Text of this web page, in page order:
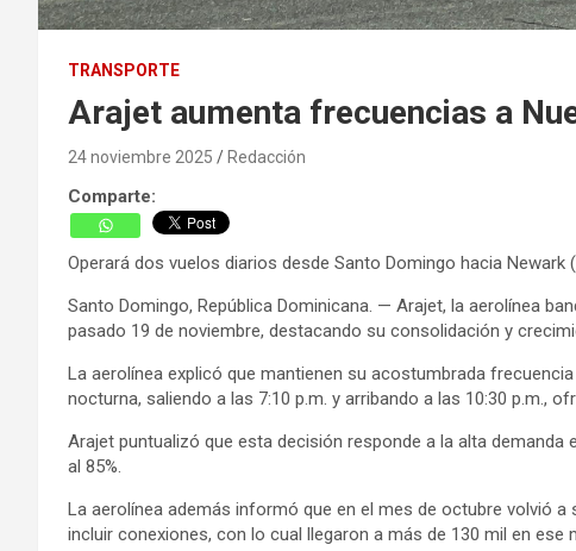
TRANSPORTE
Arajet aumenta frecuencias a
24 noviembre 2025 Redacción
Comparte:
Operará dos vuelos diarios desde Santo Domingo hacia
Santo Domingo, República Dominicana. — Arajet, la aerolínea
pasado 19 de noviembre, destacando su consolidación y
La aerolínea explicó que mantienen su acostumbrada
nocturna, saliendo a las 7:10 p.m. y arribando a las 10:30 p.m.,
Arajet puntualizó que esta decisión responde a la alta
al 85%.
La aerolínea además informó que en el mes de octubre volvió
incluir conexiones, con lo cual llegaron a más de 130 mil en ese